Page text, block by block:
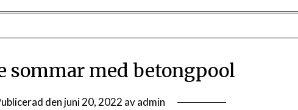
sommar med betongpool
den juni 20, 2022 avadmin